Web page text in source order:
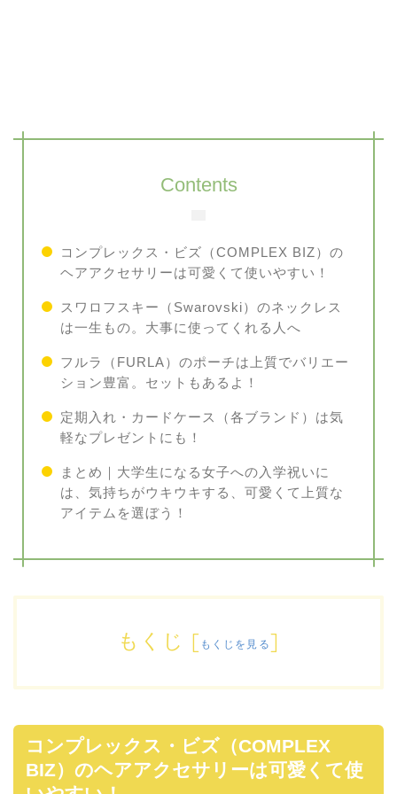
Contents
コンプレックス・ビズ（COMPLEX BIZ）の
ヘアアクセサリーは可愛くて使いやすい！
スワロフスキー（Swarovski）のネックレス
は一生もの。大事に使ってくれる人へ
フルラ（FURLA）のポーチは上質でバリエー
ション豊富。セットもあるよ！
定期入れ・カードケース（各ブランド）は気
軽なプレゼントにも！
まとめ｜大学生になる女子への入学祝いに
は、気持ちがウキウキする、可愛くて上質な
アイテムを選ぼう！
もくじ [ もくじを見る]
コンプレックス・ビズ（COMPLEX
BIZ）のヘアアクセサリーは可愛くて使